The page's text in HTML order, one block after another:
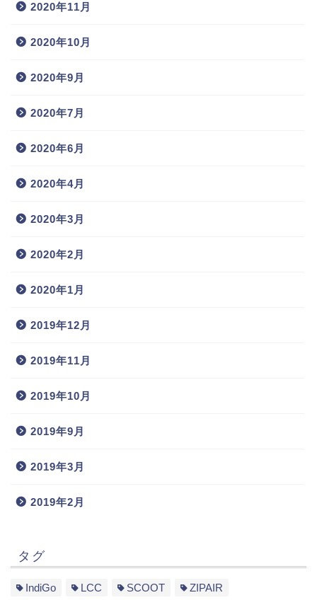
2020年11月
2020年10月
2020年9月
2020年7月
2020年6月
2020年4月
2020年3月
2020年2月
2020年1月
2019年12月
2019年11月
2019年10月
2019年9月
2019年3月
2019年2月
タグ
IndiGo LCC SCOOT ZIPAIR